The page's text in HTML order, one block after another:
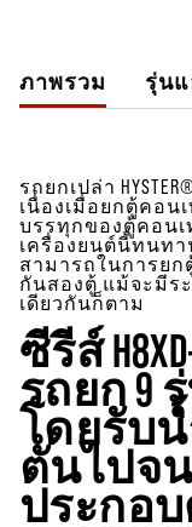
ภาพรวม รุ่น
รถยกเปล่า
เนื่องเมื่อยกตู้คอน
บรรทุกของตู้คอน
เครื่องยนต์นี้ทนท
สามารถในการยก
กันสองตู้ แม้จะมีร
เดียวกันก็ตาม
ซีรีส์ H8XD-
รถยก 9
โดยรับ
ตันไปจน
ประกอ